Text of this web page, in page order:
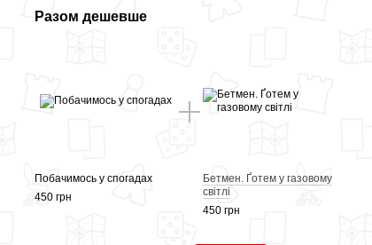
Разом дешевше
Побачимось у спогадах
450 грн
Бетмен. Ґотем у газовому
світлі
450 грн